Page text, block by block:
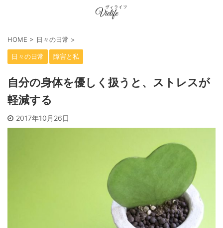
HOME > 日々の日常 >
日々の日常 障害と私
自分の身体を優しく扱うと、ストレスが
軽減する
2017年10月26日